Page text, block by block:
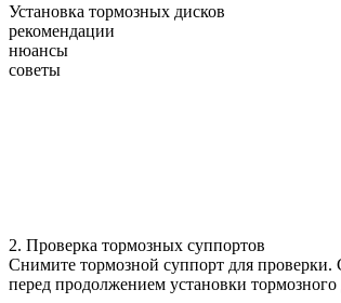
Установка тормозных дисков
рекомендации
нюансы
советы
2. Проверка тормозных суппортов
Снимите тормозной суппорт для
перед продолжением установки тормозного